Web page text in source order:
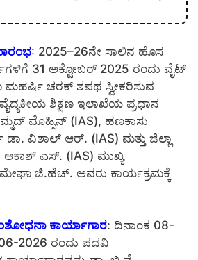
: 2025–26ನೇ ಸಾಲಿನ ಹೊಸ
31 ಅಕ್ಟೋಬರ್ 2025 ರಂದು ವೈಟ್
ಚರಕ್ ಶಪಥ ಸ್ವೀಕರಿಸುವ
ಶಿಕ್ಷಣ ಇಲಾಖೆಯ ಪ್ರಧಾನ
ಮೊಹ್ಸಿನ್ (IAS), ಹಣಕಾಸು
ವಿಶಾಲ್ ಆರ್. (IAS) ಮತ್ತು ಜಿಲ್ಲಾ
ಎಸ್. (IAS) ಮುಖ್ಯ
ಮೇಘಾ ಜಿ.ಹೆಚ್. ಅವರು ಕಾರ್ಯಕ್ರಮಕ್ಕೆ
ಕಾರ್ಯಾಗಾರ: ದಿನಾಂಕ 08-
2026 ರಂದು ಪದವಿ